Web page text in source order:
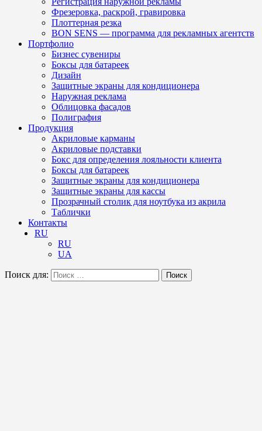
Фрезеровка, раскрой, гравировка
Плоттерная резка
BON SENS — программа для рекламных агентств
Портфолио
Бизнес сувениры
Боксы для батареек
Дизайн
Защитные экраны для кондиционера
Наружная реклама
Облицовка фасадов
Полиграфия
Продукция
Акриловые карманы
Акриловые подставки
Бокс для определения лояльности клиента
Боксы для батареек
Защитные экраны для кондиционера
Защитные экраны для кассы
Прозрачный столик для ноутбука из акрила
Таблички
Контакты
RU
RU
UA
Поиск для: Поиск